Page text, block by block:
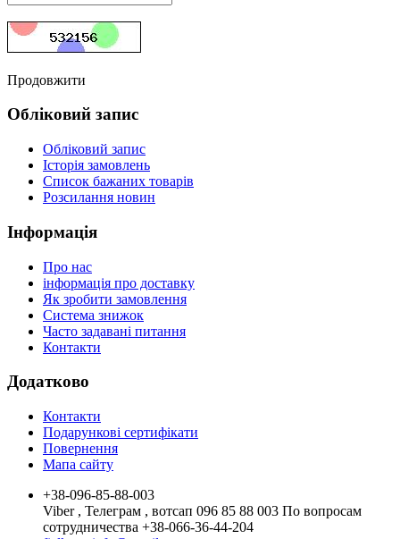
Продовжити
Обліковий запис
Обліковий запис
Історія замовлень
Список бажаних товарів
Розсилання новин
Інформація
Про нас
інформація про доставку
Як зробити замовлення
Система знижок
Часто задавані питання
Контакти
Додатково
Контакти
Подарункові сертифікати
Повернення
Мапа сайту
+38-096-85-88-003
Viber , Телеграм , вотсап 096 85 88 003 По вопросам
сотрудничества +38-066-36-44-204